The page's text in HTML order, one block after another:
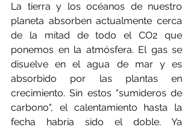
La tierra y los océanos de nuestro
planeta absorben actualmente cerca
de la mitad de todo el CO2 que
ponemos en la atmósfera. El gas se
disuelve en el agua de mar y es
absorbido por las plantas en
crecimiento. Sin estos "sumideros de
carbono", el calentamiento hasta la
fecha habría sido el doble. Ya